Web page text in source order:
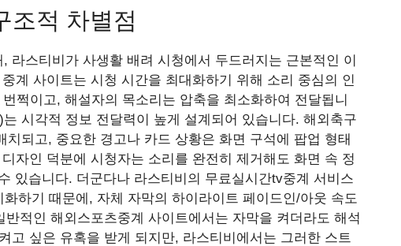
조적 차별점
라스티비가 사생활 배려 시청에서 두드러지는 근본적인 이
계 사이트는 시청 시간을 최대화하기 위해 소리 중심의 인
쩍이고, 해설자의 목소리는 압축을 최소화하여 전달됩니
시각적 정보 전달력이 높게 설계되어 있습니다. 해외축구
되고, 중요한 경고나 카드 상황은 화면 구석에 팝업 형태
자인 덕분에 시청자는 소리를 완전히 제거해도 화면 속 정
있습니다. 더군다나 라스티비의 무료실시간tv중계 서비스
하기 때문에, 자체 자막의 하이라이트 페이드인/아웃 속도
적인 해외스포츠중계 사이트에서는 자막을 켜더라도 해석
고 싶은 유혹을 받게 되지만, 라스티비에서는 그러한 스트